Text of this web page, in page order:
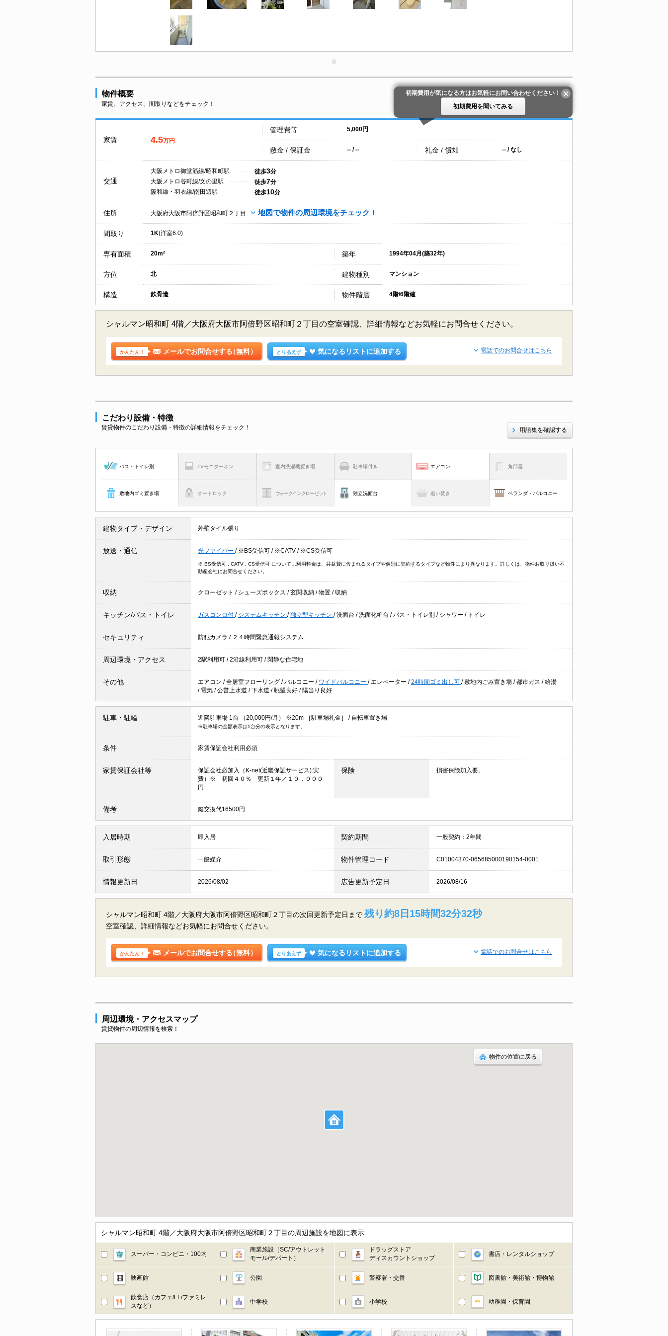
物件概要
家賃、アクセス、間取りなどをチェック！
初期費用が気になる方はお気軽にお問い合わせください！
初期費用を聞いてみる
家賃 4.5万円
管理費等 5,000円
敷金 / 保証金 -- / -- 礼金 / 償却 -- / なし
交通
大阪メトロ御堂筋線/昭和町駅 徒歩3分
大阪メトロ谷町線/文の里駅
徒歩7分
阪和線・羽衣線/南田辺駅
徒歩10分
住所 大阪府大阪市阿倍野区昭和町２丁目 地図で物件の周辺環境をチェック！
間取り 1K(洋室6.0)
専有面積 20m² 築年 1994年04月(築32年)
方位 北 建物種別 マンション
構造 鉄骨造 物件階層 4階/6階建
シャルマン昭和町 4階／大阪府大阪市阿倍野区昭和町２丁目の空室確認、詳細情報などお気軽にお問合せください。
かんたん！ メールでお問合せする（無料） とりあえず 気になるリストに追加する 電話でのお問合せはこちら
こだわり設備・特徴
賃貸物件のこだわり設備・特徴の詳細情報をチェック！ 用語集を確認する
バス・トイレ別 TVモニターホン 室内洗濯機置き場 駐車場付き エアコン 角部屋
敷地内ゴミ置き場 オートロック ウォークインクローゼット 独立洗面台 追い焚き ベランダ・バルコニー
建物タイプ・デザイン 外壁タイル張り
放送・通信 光ファイバー / ※BS受信可 / ※CATV / ※CS受信可
※ BS受信可 , CATV , CS受信可 について…利用料金は、共益費に含まれるタイプや個別に契約するタイプなど物件により異なります。詳しくは、物件お取り扱い不
動産会社にお問合せください。
収納 クローゼット / シューズボックス /玄関収納 /物置 /収納
キッチン/バス・トイレ ガスコンロ付 / システムキッチン /独立型キッチン /洗面台 /洗面化粧台 /バス・トイレ別 / シャワー / トイレ
セキュリティ 防犯カメラ / ２４時間緊急通報システム
周辺環境・アクセス 2駅利用可 /2沿線利用可 / 閑静な住宅地
その他 エアコン /全居室フローリング /バルコニー / ワイドバルコニー / エレベーター /24時間ゴミ出し可 /敷地内ごみ置き場 /都市ガス /給湯
/ 電気 /公営上水道 /下水道 / 眺望良好 / 陽当り良好
駐車・駐輪 近隣駐車場 1台 （20,000円/月） ※20m ［駐車場礼金］ / 自転車置き場
※駐車場の金額表示は1台分の表示となります。
条件 家賃保証会社利用必須
家賃保証会社等
保証会社必加入（K-net(近畿保証サービス):実
費）※ 初回４０％ 更新１年／１０，０００
円
保険 損害保険加入要。
備考 鍵交換代16500円
入居時期 即入居 契約期間 一般契約：2年間
取引形態 一般媒介 物件管理コード C01004370-065685000190154-0001
情報更新日 2026/08/02 広告更新予定日 2026/08/16
シャルマン昭和町 4階／大阪府大阪市阿倍野区昭和町２丁目の次回更新予定日まで 残り約8日15時間32分31秒
空室確認、詳細情報などお気軽にお問合せください。
かんたん！ メールでお問合せする（無料） とりあえず 気になるリストに追加する 電話でのお問合せはこちら
周辺環境・アクセスマップ
賃貸物件の周辺情報を検索！
物件の位置に戻る
シャルマン昭和町 4階／大阪府大阪市阿倍野区昭和町２丁目の周辺施設を地図に表示
スーパー・コンビニ・100均
商業施設（SC/アウトレット
モール/デパート）
ドラッグストア
ディスカウントショップ
書店・レンタルショップ
映画館 公園 警察署・交番 図書館・美術館・博物館
飲食店（カフェ/FF/ファミレ
スなど）
中学校 小学校 幼稚園・保育園